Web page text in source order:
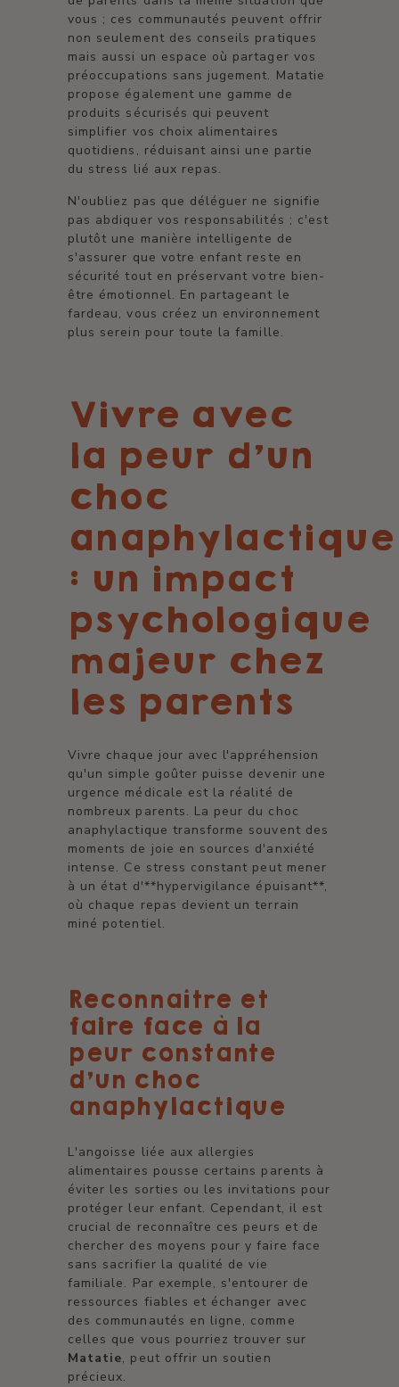
vous ; ces communautés peuvent offrir
non seulement des conseils pratiques
mais aussi un espace où partager vos
préoccupations sans jugement. Matatie
propose également une gamme de
produits sécurisés qui peuvent
simplifier vos choix alimentaires
quotidiens, réduisant ainsi une partie
du stress lié aux repas.
N'oubliez pas que déléguer ne signifie
pas abdiquer vos responsabilités ; c'est
plutôt une manière intelligente de
s'assurer que votre enfant reste en
sécurité tout en préservant votre bien-
être émotionnel. En partageant le
fardeau, vous créez un environnement
plus serein pour toute la famille.
Vivre avec
la peur d’un
choc
anaphylactique
: un impact
psychologique
majeur chez
les parents
Vivre chaque jour avec l'appréhension
qu'un simple goûter puisse devenir une
urgence médicale est la réalité de
nombreux parents. La peur du choc
anaphylactique transforme souvent des
moments de joie en sources d'anxiété
intense. Ce stress constant peut mener
à un état d'**hypervigilance épuisant**,
où chaque repas devient un terrain
miné potentiel.
Reconnaître et
faire face à la
peur constante
d’un choc
anaphylactique
L'angoisse liée aux allergies
alimentaires pousse certains parents à
éviter les sorties ou les invitations pour
protéger leur enfant. Cependant, il est
crucial de reconnaître ces peurs et de
chercher des moyens pour y faire face
sans sacrifier la qualité de vie
familiale. Par exemple, s'entourer de
ressources fiables et échanger avec
des communautés en ligne, comme
celles que vous pourriez trouver sur
Matatie, peut offrir un soutien
précieux.